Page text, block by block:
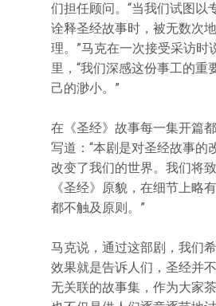
们担任顾问。“当我们试图以
诠释圣经故事时，被无数次
理。”马克在一次接受采访时
里，“我们深感这份事工的重
己的渺小。”
在《圣经》故事每一集开篇
写道：“本剧是对圣经故事的
改变了我们的世界。我们将
《圣经》原貌，在细节上略
都不触及原则。”
马克说，通过这部剧，我们
效果就是告诉人们，圣经并
无关联的故事集，作为大家